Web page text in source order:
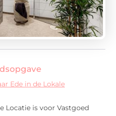
Ede in de Lokale
Locatie is voor Vastgoed